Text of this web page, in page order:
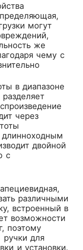
могут
же
чему с
в диапазоне
через
двойной
с
различными
встроенный в
возможности
поэтому
ручки для
и установки.